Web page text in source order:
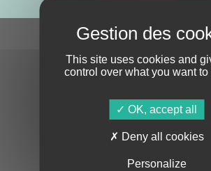
This site uses cookies and
control over what you want to
OK, accept all
Deny all cookies
Personalize